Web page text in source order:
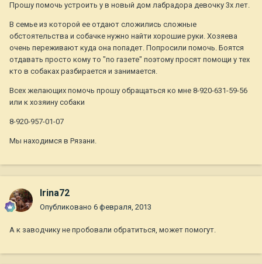
Прошу помочь устроить у в новый дом лабрадора девочку 3х лет.
В семье из которой ее отдают сложились сложные
обстоятельства и собачке нужно найти хорошие руки. Хозяева
очень переживают куда она попадет. Попросили помочь. Боятся
отдавать просто кому то "по газете" поэтому просят помощи у тех
кто в собаках разбирается и занимается.
Всех желающих помочь прошу обращаться ко мне 8-920-631-59-56
или к хозяину собаки
8-920-957-01-07
Мы находимся в Рязани.
Irina72
Опубликовано 6 февраля, 2013
А к заводчику не пробовали обратиться, может помогут.